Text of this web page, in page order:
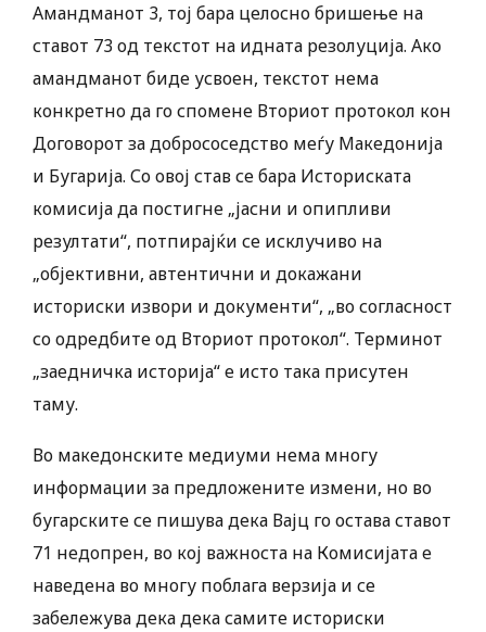
Амандманот 3, тој бара целосно бришење на
ставот 73 од текстот на идната резолуција. Ако
амандманот биде усвоен, текстот нема
конкретно да го спомене Вториот протокол кон
Договорот за добрососедство меѓу Македонија
и Бугарија. Со овој став се бара Историската
комисија да постигне „јасни и опипливи
резултати“, потпирајќи се исклучиво на
„објективни, автентични и докажани
историски извори и документи“, „во согласност
со одредбите од Вториот протокол“. Терминот
„заедничка историја“ е исто така присутен
таму.
Во македонските медиуми нема многу
информации за предложените измени, но во
бугарските се пишува дека Вајц го остава ставот
71 недопрен, во кој важноста на Комисијата е
наведена во многу поблага верзија и се
забележува дека дека самите историски